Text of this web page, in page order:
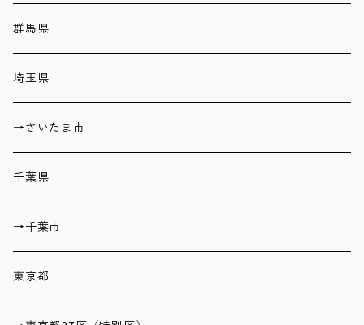
群馬県
埼玉県
→さいたま市
千葉県
→千葉市
東京都